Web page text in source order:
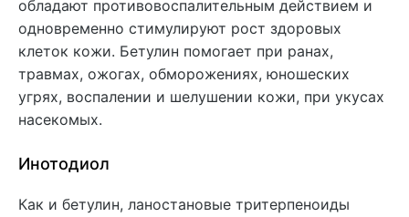
обладают противовоспалительным действием и
одновременно стимулируют рост здоровых
клеток кожи. Бетулин помогает при ранах,
травмах, ожогах, обморожениях, юношеских
угрях, воспалении и шелушении кожи, при укусах
насекомых.
Инотодиол
Как и бетулин, ланостановые тритерпеноиды